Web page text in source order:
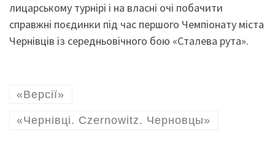
лицарському турнірі і на власні очі побачити
справжні поєдинки під час першого Чемпіонату міста
Чернівців із середньовічного бою «Сталева рута».
«Версії»
«Чернівці. Czernowitz. Черновцы»